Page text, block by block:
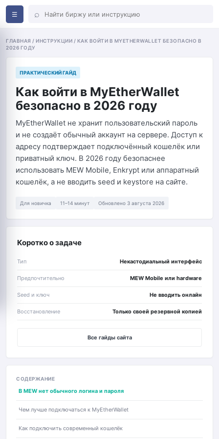
☰ ⌕
ГЛАВНАЯ / ИНСТРУКЦИИ / КАК ВОЙТИ В MYETHERWALLET БЕЗОПАСНО В
2026 ГОДУ
ПРАКТИЧЕСКИЙ ГАЙД
Как войти в MyEtherWallet
безопасно в 2026 году
MyEtherWallet не хранит пользовательский пароль
и не создаёт обычный аккаунт на сервере. Доступ к
адресу подтверждает подключённый кошелёк или
приватный ключ. В 2026 году безопаснее
использовать MEW Mobile, Enkrypt или аппаратный
кошелёк, а не вводить seed и keystore на сайте.
Для новичка 11–14 минут Обновлено 3 августа 2026
Коротко о задаче
Тип Некастодиальный интерфейс
Предпочтительно MEW Mobile или hardware
Seed и ключ Не вводить онлайн
Восстановление Только своей резервной копией
Все гайды сайта
СОДЕРЖАНИЕ
В MEW нет обычного логина и пароля
Чем лучше подключаться к MyEtherWallet
Как подключить современный кошелёк